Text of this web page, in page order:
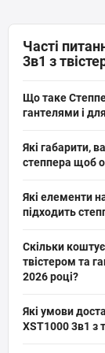
Часті
3в1 з
Що таке
гантелями і
домашній
для домашніх
розрахований
Які габарити,
степпера щоб
(ВхШхД); це
враховуйте
еспандерів.
Які елементи
підходить
показує час,
компактності,
Скільки
твістером та
2026 році?
XST1000 3в1 з
Які умови
XST1000 3в1 з